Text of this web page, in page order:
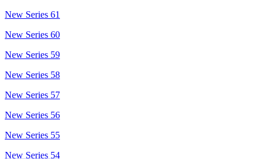
New Series 61
New Series 60
New Series 59
New Series 58
New Series 57
New Series 56
New Series 55
New Series 54